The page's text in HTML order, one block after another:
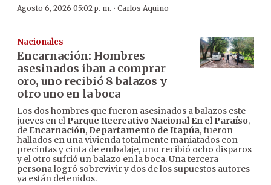
Agosto 6, 2026 05:02 p. m. · Carlos Aquino
Nacionales
Encarnación: Hombres
asesinados iban a comprar
oro, uno recibió 8 balazos y
otro uno en la boca
Los dos hombres que fueron asesinados a balazos este
jueves en el Parque Recreativo Nacional En el Paraíso,
de Encarnación, Departamento de Itapúa, fueron
hallados en una vivienda totalmente maniatados con
precintas y cinta de embalaje, uno recibió ocho disparos
y el otro sufrió un balazo en la boca. Una tercera
persona logró sobrevivir y dos de los supuestos autores
ya están detenidos.